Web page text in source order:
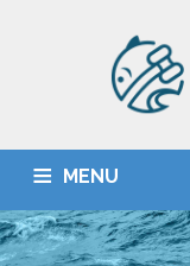
MENU
FORSIDE TILFØRSLER